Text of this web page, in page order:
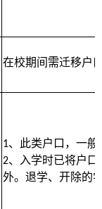
在校期间需迁移户
1、此类户口，一
2、入学时已将户
外。退学、开除的